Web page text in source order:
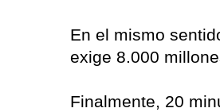
En el mismo
exige 8.000
Finalmente, 20